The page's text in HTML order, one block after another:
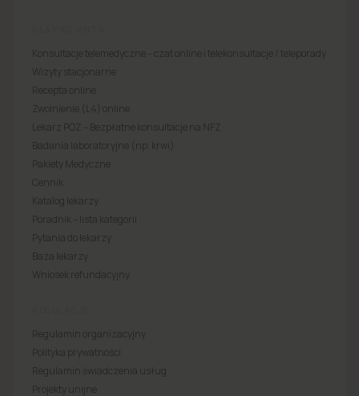
Konsultacje telemedyczne – czat online i telekonsultacje / teleporady
Wizyty stacjonarne
Recepta online
Zwolnienie (L4) online
Lekarz POZ – Bezpłatne konsultacje na NFZ
Badania laboratoryjne (np. krwi)
Pakiety Medyczne
Cennik
Katalog lekarzy
Poradnik – lista kategorii
Pytania do lekarzy
Baza lekarzy
Wniosek refundacyjny
Regulamin organizacyjny
Polityka prywatności
Regulamin świadczenia usług
Projekty unijne